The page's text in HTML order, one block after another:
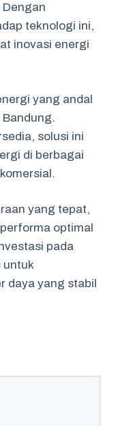
teknologi ini,
inovasi energi
yang andal
solusi ini
di berbagai
yang tepat,
optimal
pada
untuk
daya yang stabil